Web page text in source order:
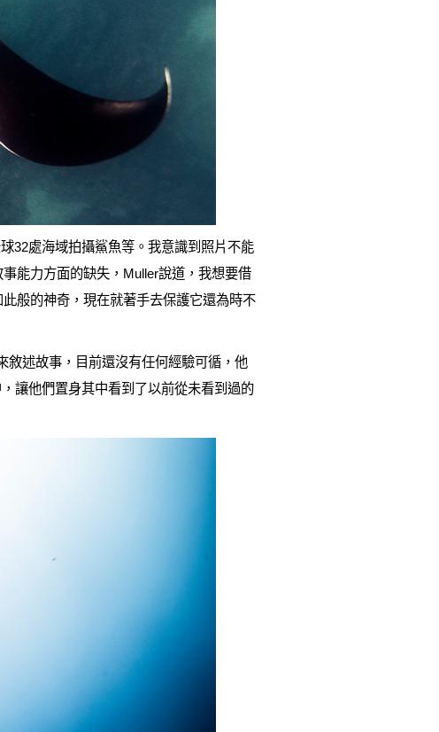
32處海域拍攝鯊魚等。我意識到照片不能
能力方面的缺失，Muller說道，我想要借
般的神奇，現在就著手去保護它還為時不
敘述故事，目前還沒有任何經驗可循，他
讓他們置身其中看到了以前從未看到過的